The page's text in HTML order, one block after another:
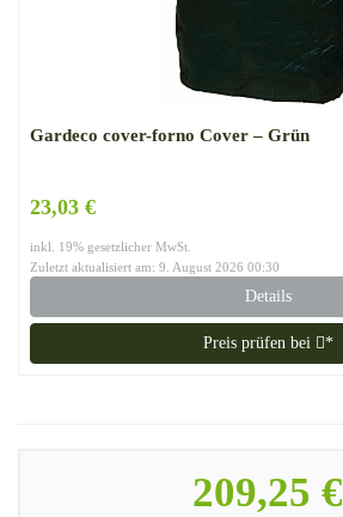
Gardeco cover-forno Cover – Grün
23,03 €
inkl. 19% gesetzlicher MwSt.
Zuletzt aktualisiert am: 9. August 2026 00:30
Details
Preis prüfen bei *
209,25 €